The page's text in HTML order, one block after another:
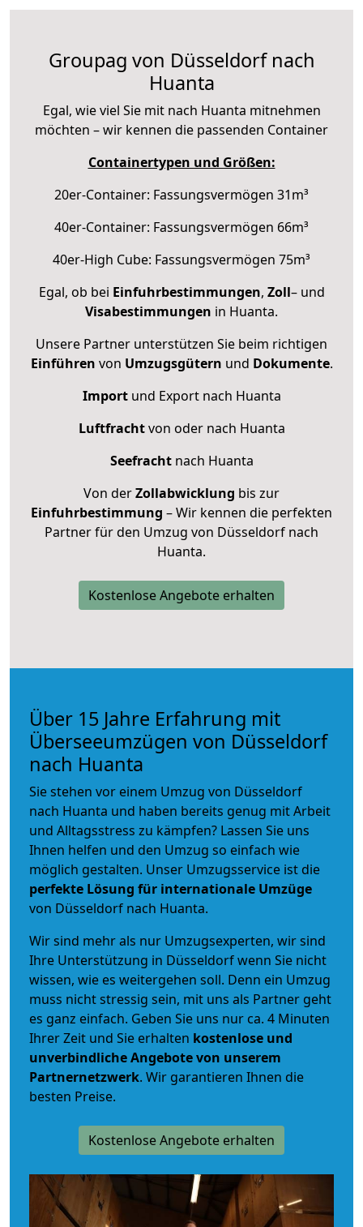
Groupag von Düsseldorf nach
Huanta
Egal, wie viel Sie mit nach Huanta mitnehmen
möchten – wir kennen die passenden Container
Containertypen und Größen:
20er-Container: Fassungsvermögen 31m³
40er-Container: Fassungsvermögen 66m³
40er-High Cube: Fassungsvermögen 75m³
Egal, ob bei Einfuhrbestimmungen, Zoll– und
Visabestimmungen in Huanta.
Unsere Partner unterstützen Sie beim richtigen
Einführen von Umzugsgütern und Dokumente.
Importund Export nach Huanta
Luftfrachtvon oder nach Huanta
Seefrachtnach Huanta
Von derZollabwicklung bis zur
Einfuhrbestimmung – Wir kennen die perfekten
Partner für den Umzug von Düsseldorf nach
Huanta.
Kostenlose Angebote erhalten
Über 15 Jahre Erfahrung mit
Überseeumzügen von Düsseldorf
nach Huanta
Sie stehen vor einem Umzug von Düsseldorf
nach Huanta und haben bereits genug mit Arbeit
und Alltagsstress zu kämpfen? Lassen Sie uns
Ihnen helfen und den Umzug so einfach wie
möglich gestalten. Unser Umzugsservice ist die
perfekte Lösung für internationale Umzüge
von Düsseldorf nach Huanta.
Wir sind mehr als nur Umzugsexperten, wir sind
Ihre Unterstützung in Düsseldorf wenn Sie nicht
wissen, wie es weitergehen soll. Denn ein Umzug
muss nicht stressig sein, mit uns als Partner geht
es ganz einfach. Geben Sie uns nur ca. 4 Minuten
Ihrer Zeit und Sie erhalten kostenlose und
unverbindlicheAngebote von unserem
Partnernetzwerk. Wir garantieren Ihnen die
besten Preise.
Kostenlose Angebote erhalten